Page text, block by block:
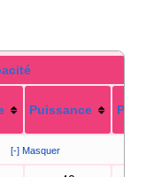
Puissance
[-] Masquer